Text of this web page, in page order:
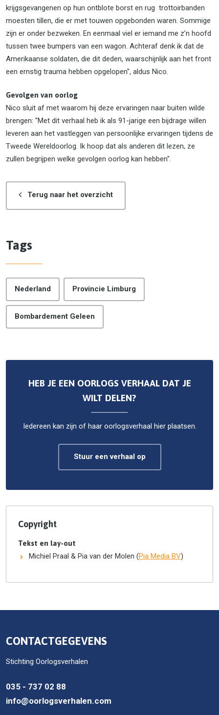
krijgsgevangenen op hun ontblote borst en rug trottoirbanden
moesten tillen, die er met touwen opgebonden waren. Sommige
zijn er onder bezweken. En eenmaal viel er iemand me z’n hoofd
tussen twee bumpers van een wagon. Achteraf denk ik dat de
Amerikaanse soldaten, die dit deden, waarschijnlijk aan het front
een ernstig trauma hebben opgelopen", aldus Nico.
Gevolgen van oorlog
Nico sluit af met waarom hij deze ervaringen naar buiten wilde
brengen: "Met dit verhaal heb ik als 91-jarige een bijdrage willen
leveren aan het vastleggen van persoonlijke ervaringen tijdens de
Tweede Wereldoorlog. Ik hoop dat als anderen dit lezen, ze
zullen begrijpen welke gevolgen oorlog kan hebben".
Terug naar het overzicht
Tags
Nederland Provincie Limburg
Bombardement Geleen
HEB JE EEN OORLOGS VERHAAL DAT JE
WILT DELEN?
Iedereen kan zijn of haar oorlogsverhaal hier plaatsen.
Stuur een verhaal op
Copyright
Tekst en lay-out
Michiel Praal & Pia van der Molen (Pia Media BV)
CONTACTGEGEVENS
Stichting Oorlogsverhalen
035 - 737 02 88
info@oorlogsverhalen.com